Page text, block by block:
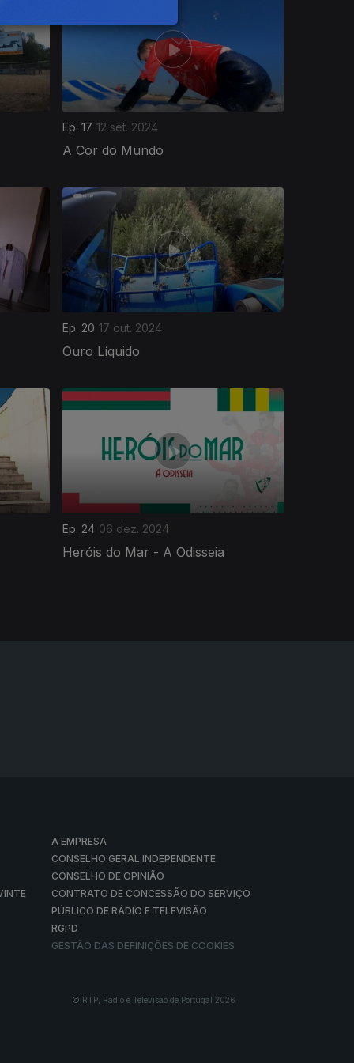
Ep. 17 12 set. 2024
A Cor do Mundo
Ep. 20 17 out. 2024
Ouro Líquido
Ep. 24 06 dez. 2024
Heróis do Mar - A Odisseia
A EMPRESA
CONSELHO GERAL INDEPENDENTE
CONSELHO DE OPINIÃO
CONTRATO DE CONCESSÃO DO SERVIÇO
PÚBLICO DE RÁDIO E TELEVISÃO
RGPD
GESTÃO DAS DEFINIÇÕES DE COOKIES
© RTP, Rádio e Televisão de Portugal 2026